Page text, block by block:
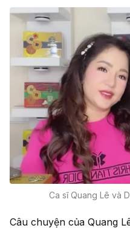
Ca sĩ Quang Lê và
Câu chuyện của Quang